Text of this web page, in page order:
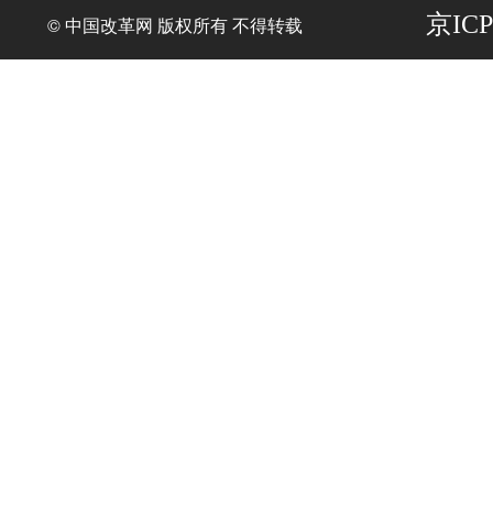
© 中国改革网 版权所有 不得转载 京